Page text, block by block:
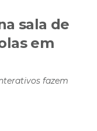
sala de
em
fazem